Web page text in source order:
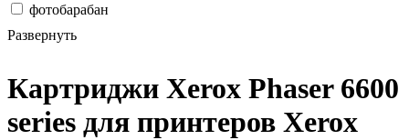
фотобарабан
Развернуть
Картриджи Xerox Phaser 6600
series для принтеров Xerox